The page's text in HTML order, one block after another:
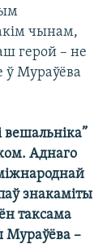
чынам,
герой – не
ў Мураўёва
вешальніка”
Аднаго
знакаміты
таксама
Мураўёва –